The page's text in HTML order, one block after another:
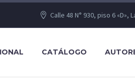
Calle 48 N° 930, piso 6 «D»,
CATÁLOGO